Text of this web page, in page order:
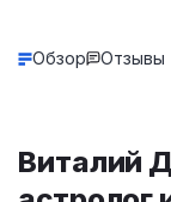
Обзор Отзывы
Виталий